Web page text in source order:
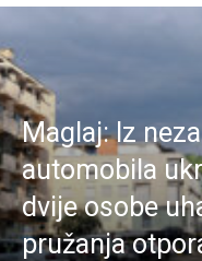
Maglaj: Iz
automobila
dvije osobe
pružanja